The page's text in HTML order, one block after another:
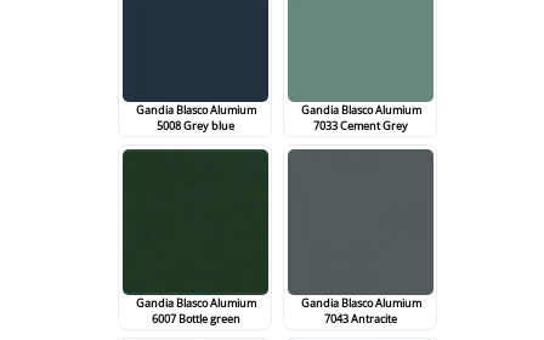
Gandia Blasco Alumium
5008 Grey blue
Gandia Blasco Alumium
7033 Cement Grey
Gandia Blasco Alumium
6007 Bottle green
Gandia Blasco Alumium
7043 Antracite